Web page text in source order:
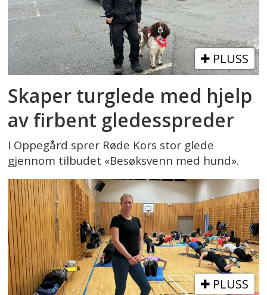
PLUSS
Skaper turglede med hjelp
av firbent gledesspreder
I Oppegård sprer Røde Kors stor glede
gjennom tilbudet «Besøksvenn med hund».
PLUSS